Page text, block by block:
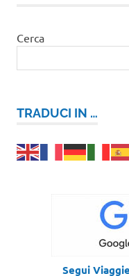
Cerca
TRADUCI IN …
Segui